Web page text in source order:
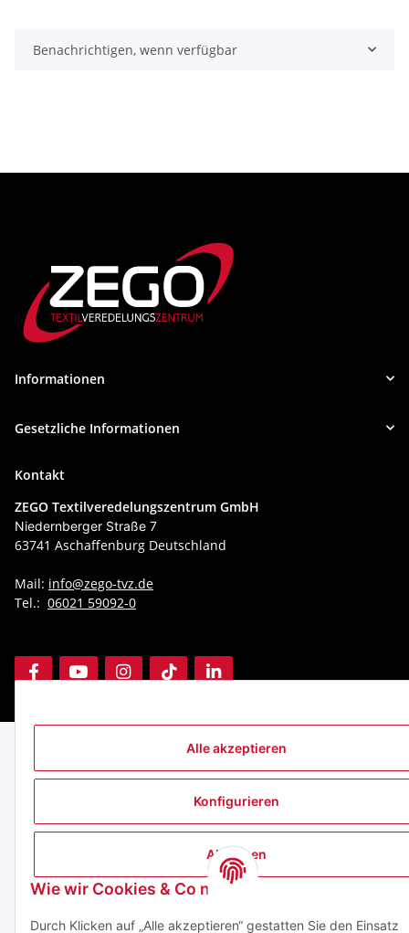
Alle akzeptieren
Konfigurieren
Ablehnen
Wie wir Cookies & Co nutzen
Durch Klicken auf „Alle akzeptieren“ gestatten Sie den Einsatz
Benachrichtigen, wenn verfügbar
Informationen
Gesetzliche Informationen
Kontakt
ZEGO Textilveredelungszentrum GmbH
Niedernberger Straße 7
63741 Aschaffenburg Deutschland
Mail: info@zego-tvz.de
Tel.: 06021 59092-0